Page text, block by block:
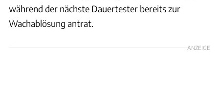
während der nächste Dauertester bereits zur
Wachablösung antrat.
ANZEIGE